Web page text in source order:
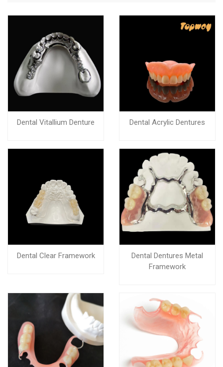
Dental Vitallium Denture Dental Acrylic Dentures
Dental Clear Framework
Dental Dentures Metal
Framework